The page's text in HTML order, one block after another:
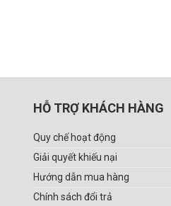
HỖ TRỢ KHÁCH HÀNG
Quy chế hoạt động
Giải quyết khiếu nại
Hướng dẫn mua hàng
Chính sách đổi trả